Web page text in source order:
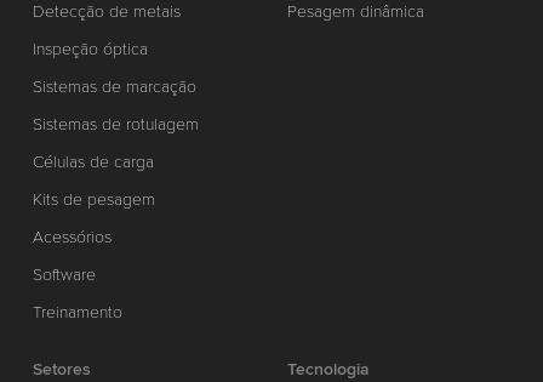
Detecção de metais
Inspeção óptica
Sistemas de marcação
Sistemas de rotulagem
Células de carga
Kits de pesagem
Acessórios
Software
Treinamento
Pesagem dinâmica
Setores
Tecnologia